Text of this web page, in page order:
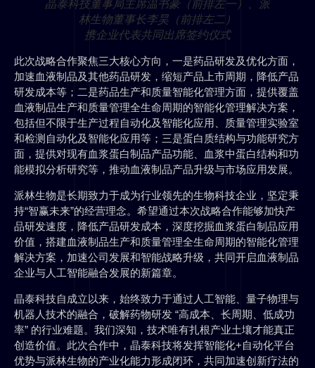
晶泰科技董事局主席温书豪（前排左一）、派
林生物董事长李昊（前排左二）
携企业代表共同出席签约仪式
此次战略合作聚焦三大核心方向，一是药品研发及优化方面，
加速血液制品及其他药品研发，缩短产品上市周期，降低产品
研发成本等；二是药品生产和质量智能化管理方面，提供覆盖
血液制品生产和质量管理全生命周期的智能化管理解决方案，
包括但不限于生产过程自动化及智能化应用、质量管理实验室
和检测自动化及智能化应用等；三是蛋白质结构与功能研究方
面，提供对现有血浆蛋白制品产品功能、血浆中蛋白结构和功
能模拟分析研究等，推动血液制品产品升级与市场应用发展。
派林生物是长期致力于成为行业领先的生物科技企业，坚定秉
持“智赢未来”的经营理念。希望通过本次战略合作能够加快产
品研发速度，降低产品研发成本，深度挖掘血浆蛋白制品应用
价值，搭建血液制品生产和质量管理全生命周期的智能化管理
解决方案，加速公司发展和智能战略升级，共同开启血液制品
企业与人工智能融合发展的新篇章。
晶泰科技自成立以来，始终致力于通过人工智能、量子物理与
机器人技术的融合，破解药物研发 “高成本、长周期、低成功
率” 的行业难题。我们深知，技术唯有扎根产业土壤才能真正
创造价值。此次合作中，晶泰科技将发挥智能化+自动化平台
优势与派林生物的产业化能力形成闭环，共同加速创新疗法的